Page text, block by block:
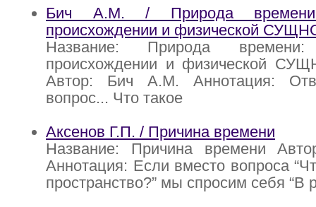
Бич А.М. / Природа
происхождении и физической
Название: Природа
происхождении и физической
Автор: Бич А.М. Аннотация:
вопрос... Что такое
Аксенов Г.П. / Причина времени
Название: Причина времени
Аннотация: Если вместо вопроса
пространство?” мы спросим себя “В